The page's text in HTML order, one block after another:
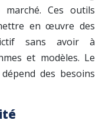
Ces outils
en œuvre des
sans avoir à
et modèles. Le
des besoins